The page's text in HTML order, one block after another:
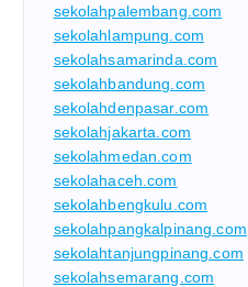
sekolahpalembang.com
sekolahlampung.com
sekolahsamarinda.com
sekolahbandung.com
sekolahdenpasar.com
sekolahjakarta.com
sekolahmedan.com
sekolahaceh.com
sekolahbengkulu.com
sekolahpangkalpinang.com
sekolahtanjungpinang.com
sekolahsemarang.com